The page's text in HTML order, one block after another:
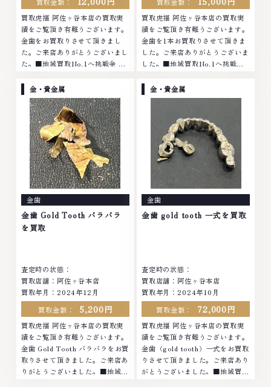
買取虎福 阿佐ヶ谷本店の買取実
績をご覧頂き有難うございます。
金歯をお買取りさせて頂きまし
た。ご来店ありがとうございまし
た。■地域買取No.1へ挑戦金 プ
ブランド衣類 お酒買取りのこと
なら、お任せください。なかでも
金・プラチナ等のアクセサリー・
貴金属・宝石・ダイヤモンド・ジ
ュエリーや ブランド品・時計等
は特に自信を持って、高額査定を
実現しております。 古くて使わ
なくなってしまったアクセサリ
ー、動かなくなってしまった腕時
計、多くのお品物の高価買取りを
実現しており、他店ではお値段の
付かなかったお品物でも、一点一
点丁寧に無料で査定します。お気
買取虎福 阿佐ヶ谷本店の買取実
績をご覧頂き有難うございます。
金歯を1本お買取りさせて頂きま
した。ご来店ありがとうございま
した。■地域買取No.1へ挑戦金
品 ブランド衣類 お酒買取りのこ
となら、お任せください。なかで
も金・プラチナ等のアクセサリ
ー・貴金属・宝石・ダイヤモン
ド・ジュエリーや ブランド品・
時計等は特に自信を持って、高額
査定を実現しております。 古く
て使わなくなってしまったアクセ
サリー、動かなくなってしまった
腕時計、多くのお品物の高価買取
りを実現しており、他店ではお値
段の付かなかったお品物でも、一
金・貴金属
金歯
金歯 Gold Tooth バラバラ
を買取
査定時の状態：
買取店舗：阿佐ヶ谷本店
買取年月：2024年12月
買取金額：
5,200円
買取虎福 阿佐ヶ谷本店の買取実
績をご覧頂き有難うございます。
金歯 Gold Tooth バラバラをお買
取りさせて頂きました。ご来店あ
りがとうございました。■地域買
金・貴金属
金歯
金歯 gold tooth 一式を買取
査定時の状態：
買取店舗：阿佐ヶ谷本店
買取年月：2024年10月
買取金額：
72,000円
買取虎福 阿佐ヶ谷本店の買取実
績をご覧頂き有難うございます。
金歯（gold tooth）一式をお買取
りさせて頂きました。ご来店あり
がとうございました。■地域買取